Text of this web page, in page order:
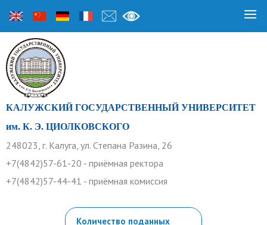
КАЛУЖСКИЙ ГОСУДАРСТВЕННЫЙ УНИВЕРСИТЕТ
им. К. Э. ЦИОЛКОВСКОГО
248023, г. Калуга, ул. Степана Разина, 26
+7(4842)57-61-20 - приёмная ректора
+7(4842)57-44-41 - приёмная комиссия
Количество поданных